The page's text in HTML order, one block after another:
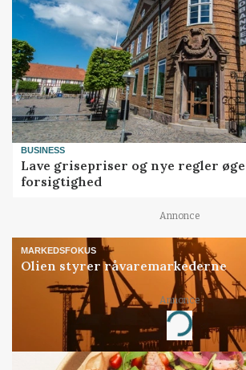
BUSINESS
Lave grisepriser og nye regler
forsigtighed
Annonce
MARKEDSFOKUS
Olien styrer råvaremarkederne
Annonce
Loading...